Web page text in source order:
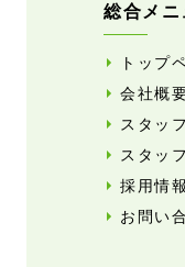
総合メニ
トップ
会社概
スタッ
スタッ
採用情報
お問い